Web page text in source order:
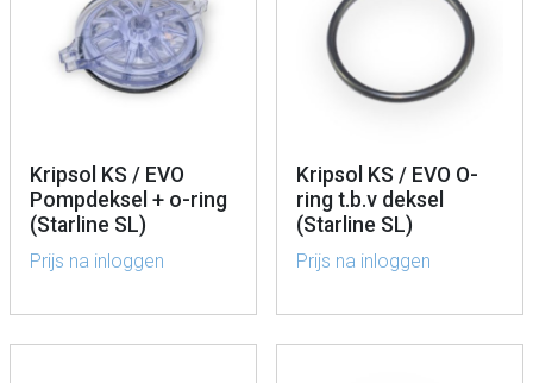
Kripsol KS / EVO
Pompdeksel + o-ring
(Starline SL)
Prijs na inloggen
Kripsol KS / EVO O-
ring t.b.v deksel
(Starline SL)
Prijs na inloggen